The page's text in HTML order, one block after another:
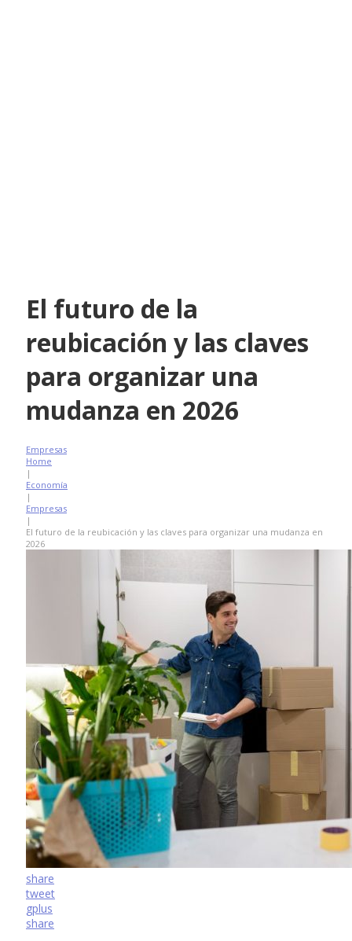
El futuro de la
reubicación y las claves
para organizar una
mudanza en 2026
Empresas
Home
|
Economía
|
Empresas
|
El futuro de la reubicación y las claves para organizar una mudanza en
2026
share
tweet
gplus
share